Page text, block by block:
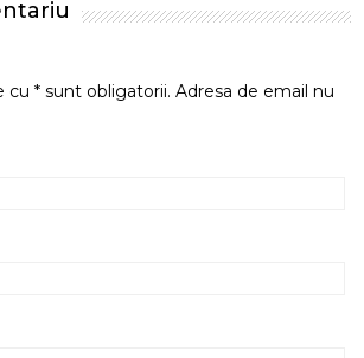
cu * sunt obligatorii. Adresa de email nu